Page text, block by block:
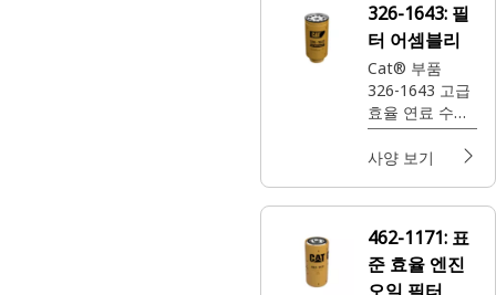
호하고 원활한
작동을 유지하
도록 돕습니다.
326-1643: 필
터 어셈블리
Cat® 부품
326-1643 고급
효율 연료 수분
분리기를 구매
해 보세요. 이 제
유리수와 90%
론 미세 오염 물
질까지 제거하
여 2차 필터와
사양 보기
462-1171: 표
준 효율 엔진